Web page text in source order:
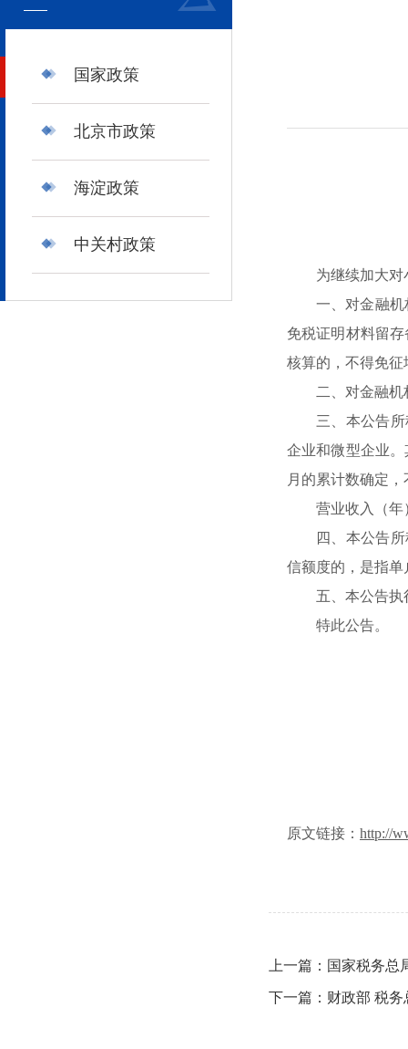
国家政策
北京市政策
海淀政策
中关村政策
为继续加大
一、对金融
免税证明材料留
核算的，不得免征
二、对金融
三、本公告
企业和微型企业
月的累计数确定
营业收入（年
四、本公告
信额度的，是指单
五、本公告执
特此公告。
原文链接： http://
上一篇：国家税务
下一篇：财政部 税